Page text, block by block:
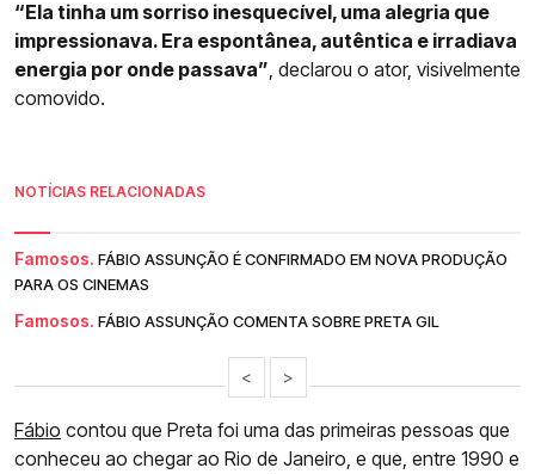
“Ela tinha um sorriso inesquecível, uma alegria que
impressionava. Era espontânea, autêntica e irradiava
energia por onde passava”, declarou o ator, visivelmente
comovido.
NOTÍCIAS RELACIONADAS
Famosos. FÁBIO ASSUNÇÃO É CONFIRMADO EM NOVA PRODUÇÃO
PARA OS CINEMAS
Famosos. FÁBIO ASSUNÇÃO COMENTA SOBRE PRETA GIL
< >
Fábio contou que Preta foi uma das primeiras pessoas que
conheceu ao chegar ao Rio de Janeiro, e que, entre 1990 e